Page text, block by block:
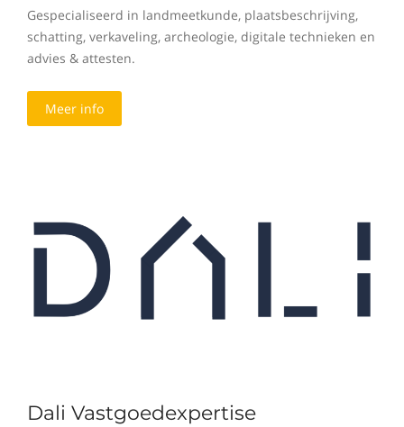
Gespecialiseerd in landmeetkunde, plaatsbeschrijving,
schatting, verkaveling, archeologie, digitale technieken en
advies & attesten.
Meer info
Dali Vastgoedexpertise